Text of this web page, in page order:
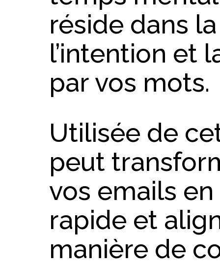
réside dans
l’intention et
par vos mots.
Utilisée de
peut
vos emails
rapide et
manière de